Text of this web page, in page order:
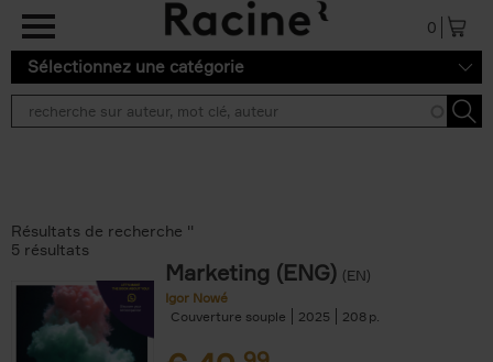
Aller au contenu principal
0
Sélectionnez une catégorie
Résultats de recherche ''
5 résultats
Marketing (ENG) (EN)
Igor Nowé
Couverture souple
2025 208